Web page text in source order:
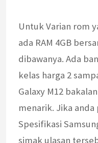
Untuk Varian rom
ada RAM 4GB
dibawanya. Ada
kelas harga 2
Galaxy M12
menarik. Jika
Spesifikasi
simak ulasan